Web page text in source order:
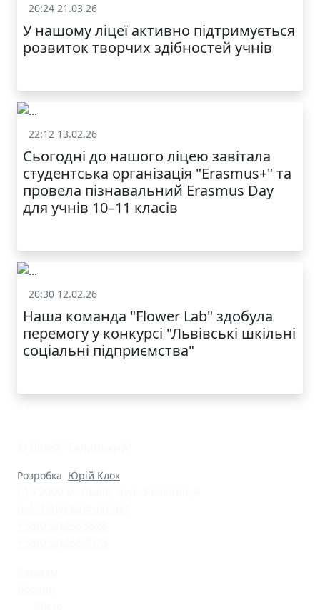
20:24 21.03.26
У нашому ліцеї активно підтримується
розвиток творчих здібностей учнів
22:12 13.02.26
Сьогодні до нашого ліцею завітала
студентська організація "Erasmus+" та
провела пізнавальний Erasmus Day
для учнів 10–11 класів
20:30 12.02.26
Наша команда "Flower Lab" здобула
перемогу у конкурсі "Львівські шкільні
соціальні підприємства"
Розробка Юрій Клок